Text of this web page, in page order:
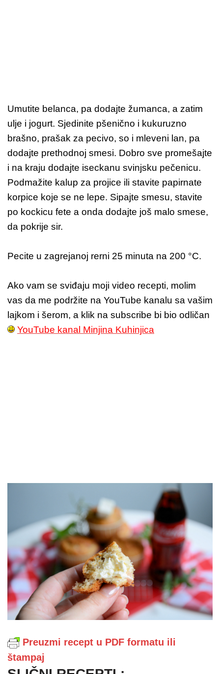
Umutite belanca, pa dodajte žumanca, a zatim
ulje i jogurt. Sjedinite pšenično i kukuruzno
brašno, prašak za pecivo, so i mleveni lan, pa
dodajte prethodnoj smesi. Dobro sve promešajte
i na kraju dodajte iseckanu svinjsku pečenicu.
Podmažite kalup za projice ili stavite papirnate
korpice koje se ne lepe. Sipajte smesu, stavite
po kockicu fete a onda dodajte još malo smese,
da pokrije sir.
Pecite u zagrejanoj rerni 25 minuta na 200 °C.
Ako vam se sviđaju moji video recepti, molim
vas da me podržite na YouTube kanalu sa vašim
lajkom i šerom, a klik na subscribe bi bio odličan
YouTube kanal Minjina Kuhinjica
Preuzmi recept u PDF formatu ili
štampaj